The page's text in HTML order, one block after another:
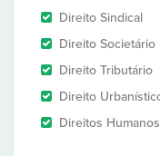
Direito Sindical
Direito Societário
Direito Tributário
Direito
Direitos Humanos